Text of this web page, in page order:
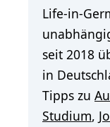
Life-in-
seit 2018
in
Tipps zu
Studium,